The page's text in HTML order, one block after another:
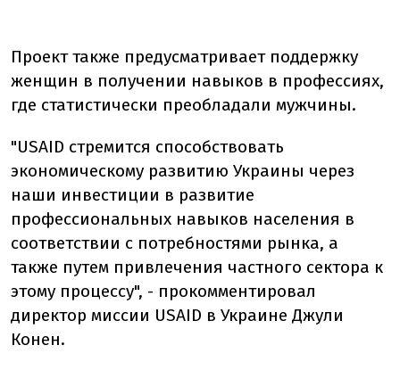
Проект также предусматривает поддержку
женщин в получении навыков в профессиях,
где статистически преобладали мужчины.
"USAID стремится способствовать
экономическому развитию Украины через
наши инвестиции в развитие
профессиональных навыков населения в
соответствии с потребностями рынка, а
также путем привлечения частного сектора к
этому процессу", - прокомментировал
директор миссии USAID в Украине Джули
Конен.